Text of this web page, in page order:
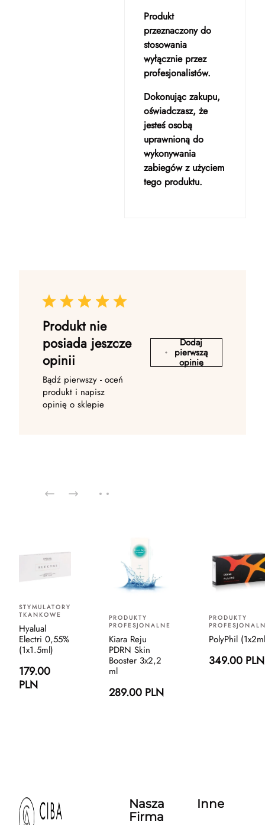
Produkt
przeznaczony do
stosowania
wyłącznie przez
profesjonalistów.
Dokonując zakupu,
oświadczasz, że
jesteś osobą
uprawnioną do
wykonywania
zabiegów z użyciem
tego produktu.
Produkt nie
posiada jeszcze
opinii
Bądź pierwszy - oceń
produkt i napisz
opinię o sklepie
Dodaj
pierwszą
opinię
STYMULATORY
TKANKOWE
Hyalual
Electri 0,55%
(1x1.5ml)
179.00
PLN
PRODUKTY
PROFESJONALNE
Kiara Reju
PDRN Skin
Booster 3x2,2
ml
289.00 PLN
PRODUKTY
PolyPhil
349.00 PLN
Nasza
Firma
Inne